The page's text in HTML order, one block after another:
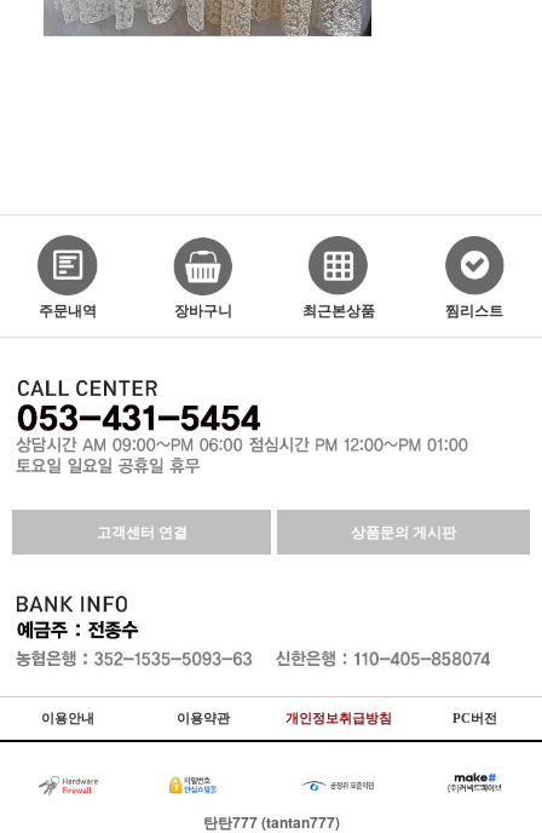
주문내역 장바구니 최근본상품 찜리스트
고객센터 연결 상품문의 게시판
이용안내 이용약관 개인정보취급방침 PC버전
탄탄777 (tantan777)